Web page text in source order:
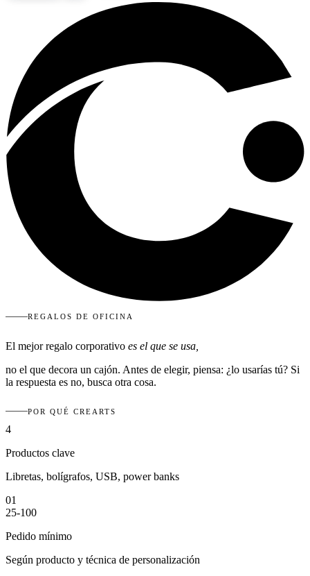
REGALOS DE OFICINA
El mejor regalo corporativo es el que se usa,
no el que decora un cajón. Antes de elegir, piensa: ¿lo usarías tú? Si
la respuesta es no, busca otra cosa.
POR QUÉ CREARTS
4
Productos clave
Libretas, bolígrafos, USB, power banks
01
25-100
Pedido mínimo
Según producto y técnica de personalización